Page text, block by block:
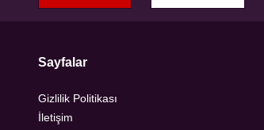
Sayfalar
Gizlilik Politikası
İletişim